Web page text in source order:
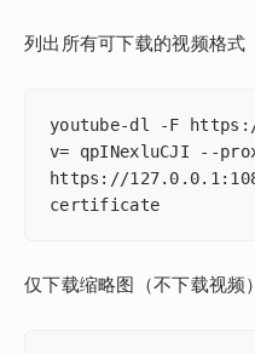
列出所有可下载的视频格式
youtube-dl -F https://
v= qpINexluCJI --
https://
certificate
仅下载缩略图（不下载视频